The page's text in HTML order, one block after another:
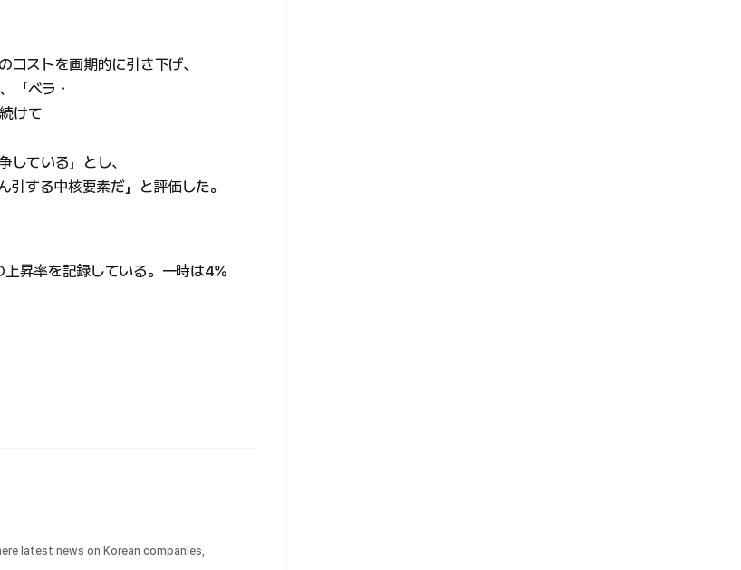
ストを画期的に引き下げ、
「ベラ・
けて
している」とし、
引する中核要素だ」と評価した。
昇率を記録している。一時は4%
latest news on Korean companies,